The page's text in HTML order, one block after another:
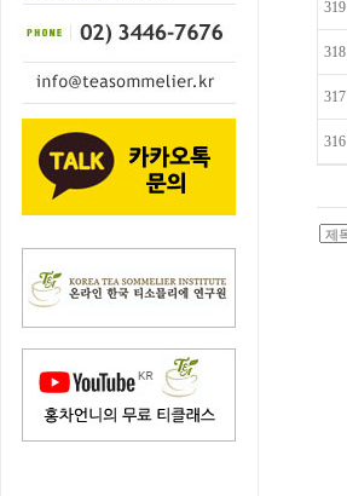
319
318
317
316